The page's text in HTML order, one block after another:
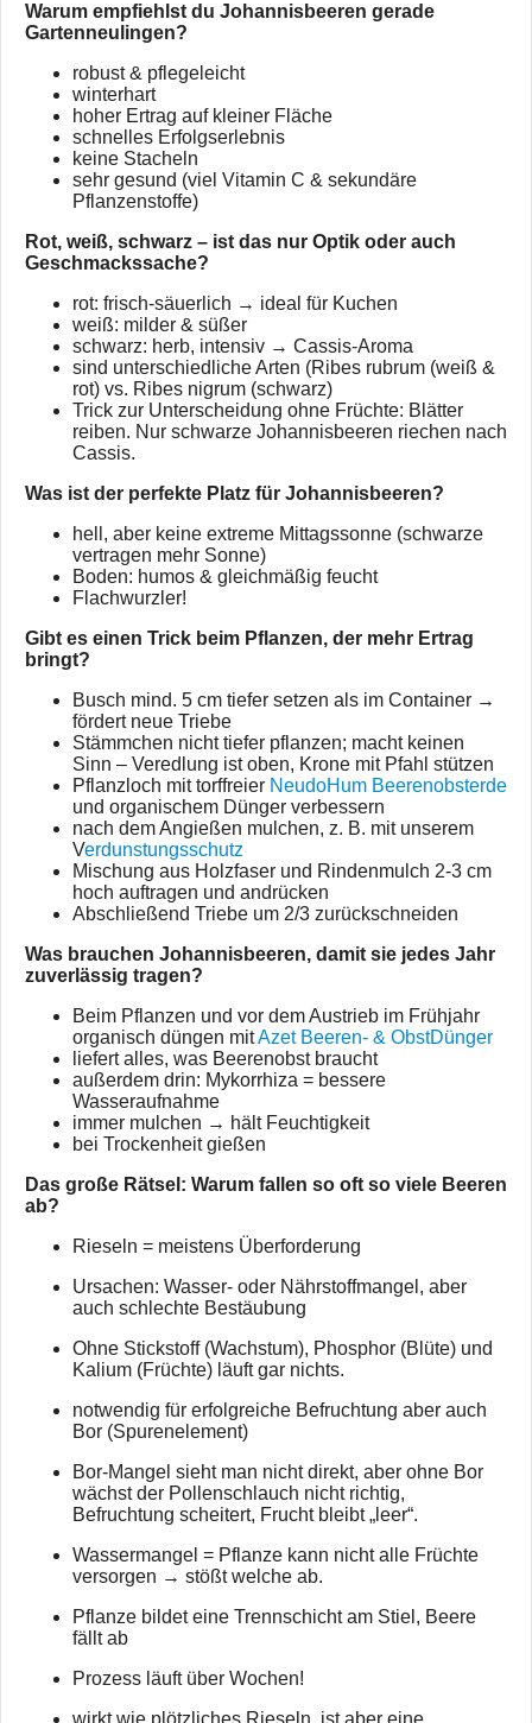
Warum empfiehlst du Johannisbeeren gerade
Gartenneulingen?
robust & pflegeleicht
winterhart
hoher Ertrag auf kleiner Fläche
schnelles Erfolgserlebnis
keine Stacheln
sehr gesund (viel Vitamin C & sekundäre
Pflanzenstoffe)
Rot, weiß, schwarz – ist das nur Optik oder auch
Geschmackssache?
rot: frisch-säuerlich → ideal für Kuchen
weiß: milder & süßer
schwarz: herb, intensiv → Cassis-Aroma
sind unterschiedliche Arten (Ribes rubrum (weiß &
rot) vs. Ribes nigrum (schwarz)
Trick zur Unterscheidung ohne Früchte: Blätter
reiben. Nur schwarze Johannisbeeren riechen nach
Cassis.
Was ist der perfekte Platz für Johannisbeeren?
hell, aber keine extreme Mittagssonne (schwarze
vertragen mehr Sonne)
Boden: humos & gleichmäßig feucht
Flachwurzler!
Gibt es einen Trick beim Pflanzen, der mehr Ertrag
bringt?
Busch mind. 5 cm tiefer setzen als im Container →
fördert neue Triebe
Stämmchen nicht tiefer pflanzen; macht keinen
Sinn – Veredlung ist oben, Krone mit Pfahl stützen
Pflanzloch mit torffreier NeudoHum Beerenobsterde
und organischem Dünger verbessern
nach dem Angießen mulchen, z. B. mit unserem
Verdunstungsschutz
Mischung aus Holzfaser und Rindenmulch 2-3 cm
hoch auftragen und andrücken
Abschließend Triebe um 2/3 zurückschneiden
Was brauchen Johannisbeeren, damit sie jedes Jahr
zuverlässig tragen?
Beim Pflanzen und vor dem Austrieb im Frühjahr
organisch düngen mitAzet Beeren- & Obst­Dünger
liefert alles, was Beerenobst braucht
außerdem drin: Mykorrhiza = bessere
Wasseraufnahme
immer mulchen → hält Feuchtigkeit
bei Trockenheit gießen
Das große Rätsel: Warum fallen so oft so viele Beeren
ab?
Rieseln = meistens Überforderung
Ursachen: Wasser- oder Nährstoffmangel, aber
auch schlechte Bestäubung
Ohne Stickstoff (Wachstum), Phosphor (Blüte) und
Kalium (Früchte) läuft gar nichts.
notwendig für erfolgreiche Befruchtung aber auch
Bor (Spurenelement)
Bor-Mangel sieht man nicht direkt, aber ohne Bor
wächst der Pollenschlauch nicht richtig,
Befruchtung scheitert, Frucht bleibt „leer“.
Wassermangel = Pflanze kann nicht alle Früchte
versorgen → stößt welche ab.
Pflanze bildet eine Trennschicht am Stiel, Beere
fällt ab
Prozess läuft über Wochen!